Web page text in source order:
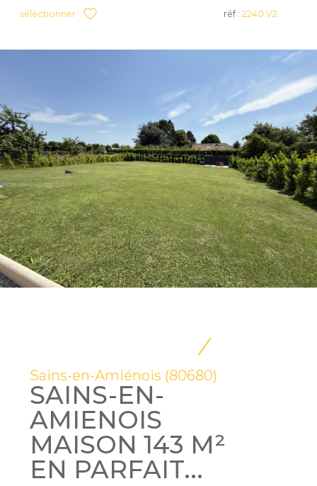
sélectionner réf : 2240 V2
Sains-en-Amiénois (80680)
SAINS-EN-
AMIENOIS
MAISON 143 M²
EN PARFAIT...